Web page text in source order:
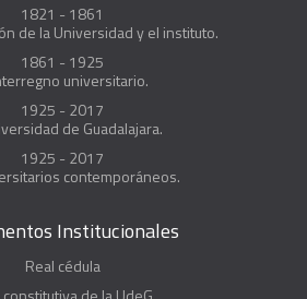
1821 - 1861
de la Universidad y el instituto.
1861 - 1925
universitario.
1925 - 2017
de Guadalajara.
1925 - 2017
contemporáneos.
Institucionales
Real cédula